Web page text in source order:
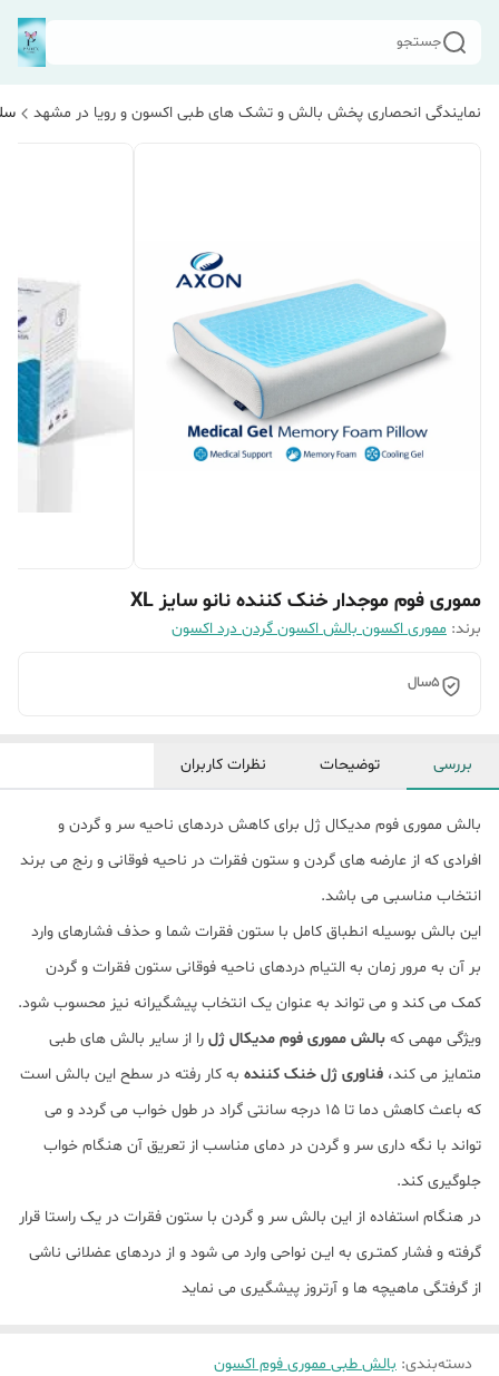
جستجو
نمایندگی انحصاری پخش بالش و تشک های طبی اکسون و رویا در مشهد
مموری فوم موجدار خنک کننده نانو سایز XL
برند: مموری اکسون بالش اکسون گردن درد اکسون
5سال
بررسی توضیحات نظرات کاربران
بالش مموری فوم مدیکال ژل برای کاهش دردهای ناحیه سر و گردن و
افرادی که از عارضه های گردن و ستون فقرات در ناحیه فوقانی و رنج می برند
انتخاب مناسبی می باشد.
این بالش بوسیله انطباق کامل با ستون فقرات شما و حذف فشارهای وارد
بر آن به مرور زمان به التیام دردهای ناحیه فوقانی ستون فقرات و گردن
کمک می کند و می تواند به عنوان یک انتخاب پیشگیرانه نیز محسوب شود.
ویژگی مهمی که بالش مموری فوم مدیکال ژل را از سایر بالش های طبی
متمایز می کند، فناوری ژل خنک کننده به کار رفته در سطح این بالش است
که باعث کاهش دما تا 15 درجه سانتی گراد در طول خواب می گردد و می
تواند با نگه داری سر و گردن در دمای مناسب از تعریق آن هنگام خواب
جلوگیری کند.
در هنگام استفاده از این بالش سر و گردن با ستون فقرات در یک راستا قرار
گرفته و فشار کمتـری به ایـن نواحی وارد می شود و از دردهای عضلانی ناشی
از گرفتگی ماهیچه ها و آرتروز پیشگیری می نماید
دسته‌بندی: بالش طبی مموری فوم اکسون